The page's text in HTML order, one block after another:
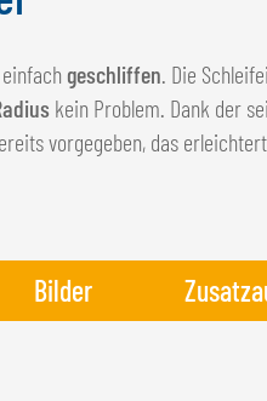
geschliffen. Die
kein Problem. Dank der
vorgegeben, das
Bilder